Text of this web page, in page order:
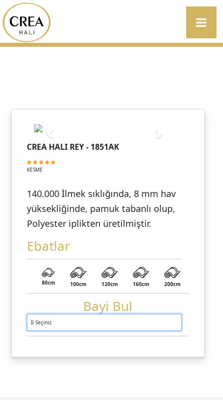
CREA HALI REY - 1851AK
KESME
140.000 İlmek sıklığında, 8 mm hav
yüksekliğinde, pamuk tabanlı olup,
Polyester iplikten üretilmiştir.
Ebatlar
80cm 100cm 120cm 160cm 200cm
Bayi Bul